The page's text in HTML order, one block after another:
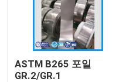
ASTM B265 포일
GR.2/GR.1